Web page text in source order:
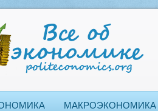
МАКРОЭКОНОМИКА